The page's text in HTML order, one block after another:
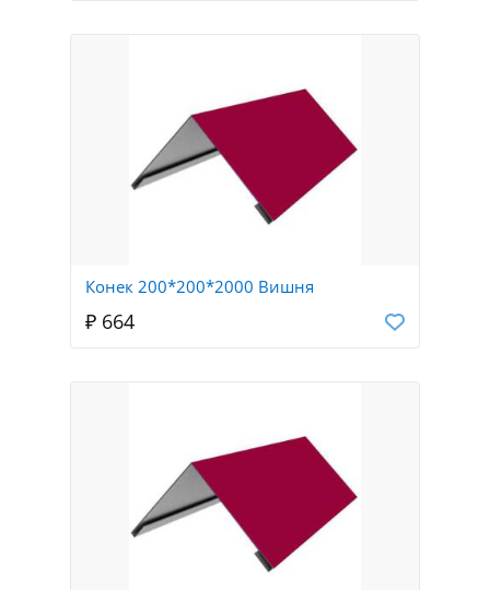
Конек 200*200*2000 Вишня
₽ 664